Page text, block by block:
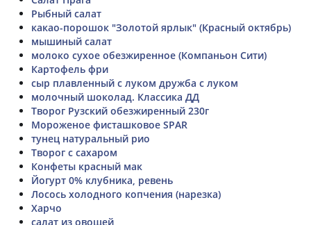
Рыбный салат
какао-порошок "Золотой ярлык" (Красный октябрь)
мышиный салат
молоко сухое обезжиренное (Компаньон Сити)
Картофель фри
сыр плавленный с луком дружба с луком
молочный шоколад. Классика ДД
Творог Рузский обезжиренный 230г
Мороженое фисташковое SPAR
тунец натуральный рио
Творог с сахаром
Конфеты красный мак
Йогурт 0% клубника, ревень
Лосось холодного копчения (нарезка)
Харчо
салат из овощей